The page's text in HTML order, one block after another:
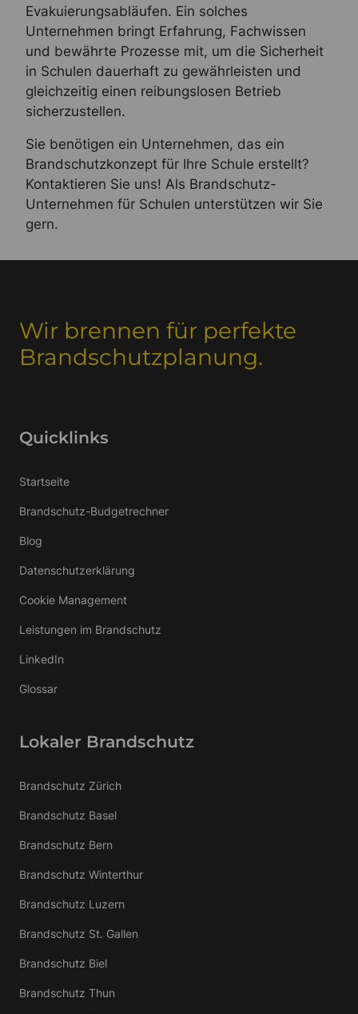
Evakuierungsabläufen. Ein solches
Unternehmen bringt Erfahrung, Fachwissen
und bewährte Prozesse mit, um die Sicherheit
in Schulen dauerhaft zu gewährleisten und
gleichzeitig einen reibungslosen Betrieb
sicherzustellen.
Sie benötigen ein Unternehmen, das ein
Brandschutzkonzept für Ihre Schule erstellt?
Kontaktieren Sie uns! Als Brandschutz-
Unternehmen für Schulen unterstützen wir Sie
gern.
Wir brennen für perfekte
Brandschutzplanung.
Quicklinks
Startseite
Brandschutz-Budgetrechner
Blog
Datenschutzerklärung
Cookie Management
Leistungen im Brandschutz
LinkedIn
Glossar
Lokaler Brandschutz
Brandschutz Zürich
Brandschutz Basel
Brandschutz Bern
Brandschutz Winterthur
Brandschutz Luzern
Brandschutz St. Gallen
Brandschutz Biel
Brandschutz Thun